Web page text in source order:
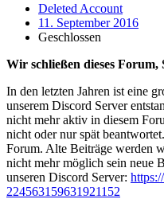
Deleted Account
11. September 2016
Geschlossen
Wir schließen dieses
In den letzten Jahren ist eine
unserem Discord Server
nicht mehr aktiv in diesem
nicht oder nur spät
Forum. Alte Beiträge werden
nicht mehr möglich sein neue
unseren Discord Server:
224563159631921152